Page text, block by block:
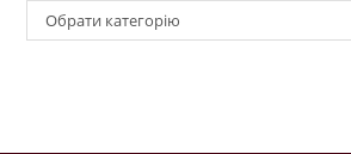
Обрати категорію